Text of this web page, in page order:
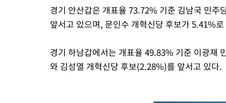
경기 안산갑은 개표율 73.72% 기준 김남국 민
앞서고 있으며, 문인수 개혁신당 후보가 5.41%
경기 하남갑에서는 개표율 49.83% 기준 이광재
와 김성열 개혁신당 후보(2.28%)를 앞서고 있다.